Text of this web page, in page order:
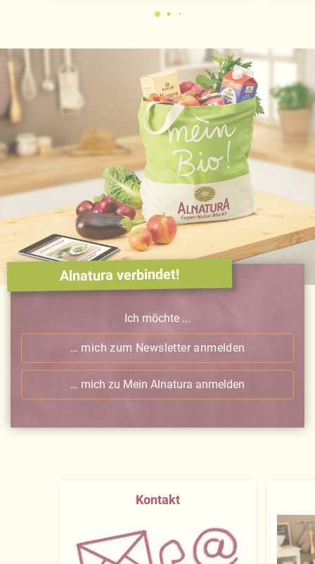
Alnatura verbindet!
Ich möchte ...
… mich zum Newsletter anmelden
… mich zu Mein Alnatura anmelden
Kontakt